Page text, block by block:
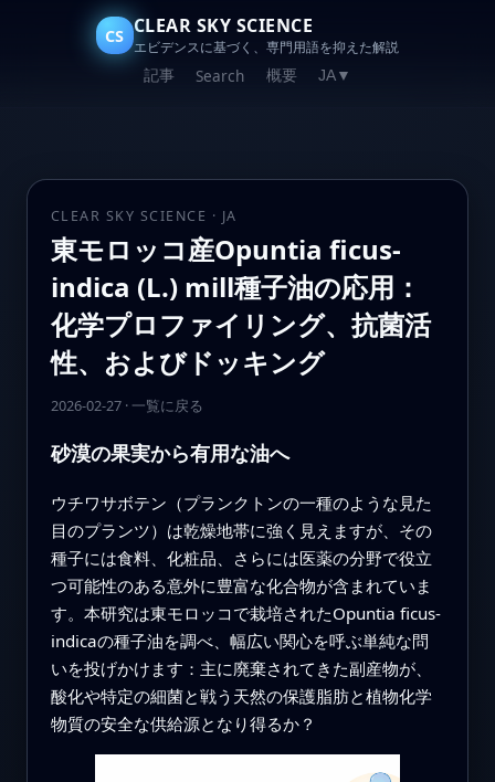
CS CLEAR SKY SCIENCE
エビデンスに基づく、専門用語を抑えた解説
記事 Search 概要 JA▼
CLEAR SKY SCIENCE · JA
東モロッコ産Opuntia ficus-
indica (L.) mill種子油の応用：
化学プロファイリング、抗菌活
性、およびドッキング
2026-02-27· 一覧に戻る
砂漠の果実から有用な油へ
ウチワサボテン（プランクトンの一種のような見た
目のプランツ）は乾燥地帯に強く見えますが、その
種子には食料、化粧品、さらには医薬の分野で役立
つ可能性のある意外に豊富な化合物が含まれていま
す。本研究は東モロッコで栽培されたOpuntia ficus-
indicaの種子油を調べ、幅広い関心を呼ぶ単純な問
いを投げかけます：主に廃棄されてきた副産物が、
酸化や特定の細菌と戦う天然の保護脂肪と植物化学
物質の安全な供給源となり得るか？